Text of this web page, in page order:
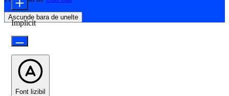
Ascunde bara de unelte
Implicit
Font lizibil